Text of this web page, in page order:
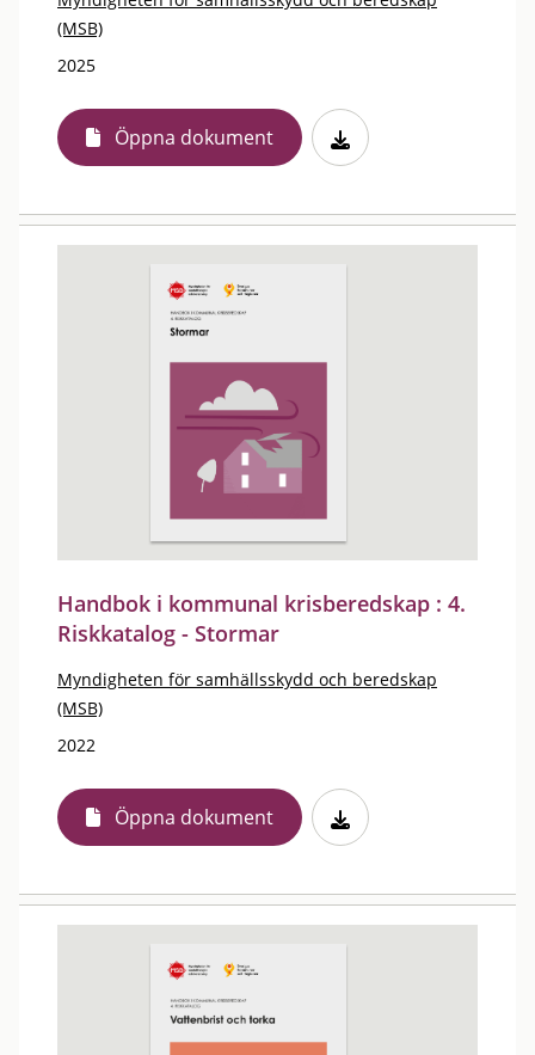
(MSB)
2025
Öppna dokument
Handbok i kommunal krisberedskap : 4.
Riskkatalog - Stormar
Myndigheten för samhällsskydd och beredskap
(MSB)
2022
Öppna dokument